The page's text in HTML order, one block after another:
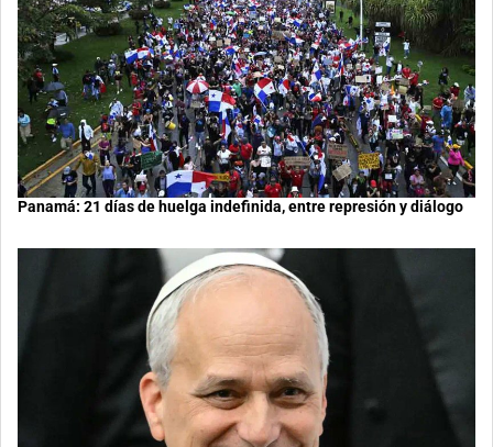
Panamá: 21 días de huelga indefinida, entre represión y diálogo